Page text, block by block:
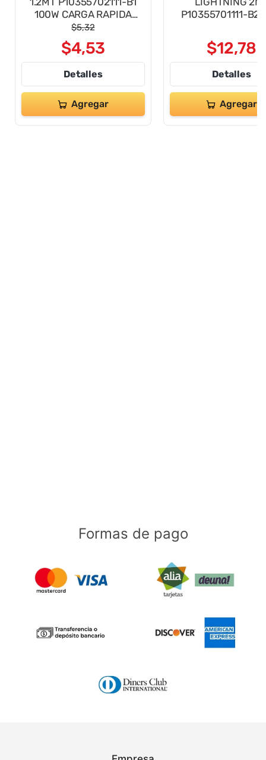
100W CARGA RAPIDA
NEGRO
$5,32
$4,53
Detalles
Agregar
P10355701111-B2
$12,78
Detalles
Agregar
Formas de pago